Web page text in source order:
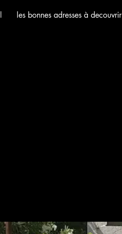
les bonnes adresses à decouvrir